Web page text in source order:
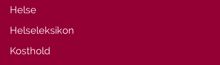
Helse
Helseleksikon
Kosthold